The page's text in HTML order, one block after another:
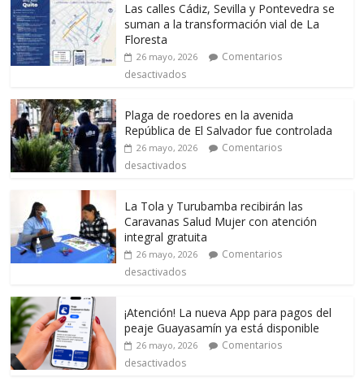
Las calles Cádiz, Sevilla y Pontevedra se
suman a la transformación vial de La
Floresta
26 mayo, 2026
Comentarios
desactivados
Plaga de roedores en la avenida
República de El Salvador fue controlada
26 mayo, 2026
Comentarios
desactivados
La Tola y Turubamba recibirán las
Caravanas Salud Mujer con atención
integral gratuita
26 mayo, 2026
Comentarios
desactivados
¡Atención! La nueva App para pagos del
peaje Guayasamín ya está disponible
26 mayo, 2026
Comentarios
desactivados